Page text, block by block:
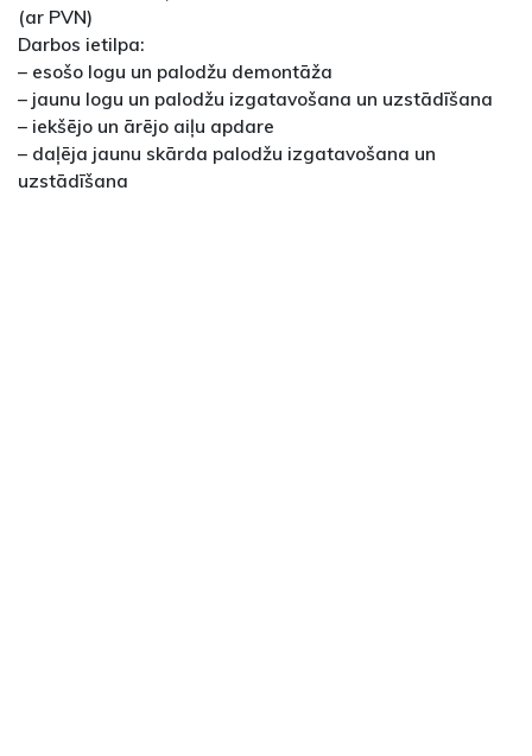
(ar PVN)
Darbos ietilpa:
– esošo logu un palodžu demontāža
– jaunu logu un palodžu izgatavošana un uzstādīšana
– iekšējo un ārējo aiļu apdare
– daļēja jaunu skārda palodžu izgatavošana un
uzstādīšana